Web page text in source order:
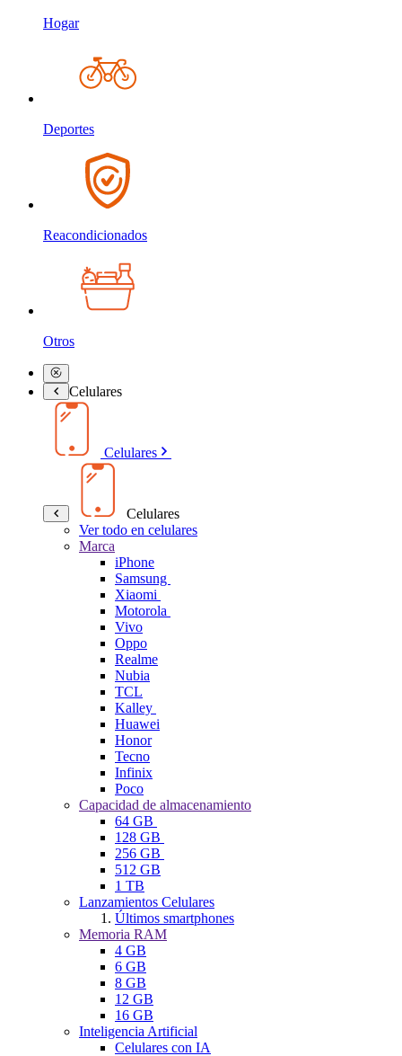
Hogar
Deportes
Reacondicionados
Otros
Celulares
Celulares
Celulares
Ver todo en celulares
Marca
iPhone
Samsung
Xiaomi
Motorola
Vivo
Oppo
Realme
Nubia
TCL
Kalley
Huawei
Honor
Tecno
Infinix
Poco
Capacidad de almacenamiento
64 GB
128 GB
256 GB
512 GB
1 TB
Lanzamientos Celulares
Últimos smartphones
Memoria RAM
4 GB
6 GB
8 GB
12 GB
16 GB
Inteligencia Artificial
Celulares con IA